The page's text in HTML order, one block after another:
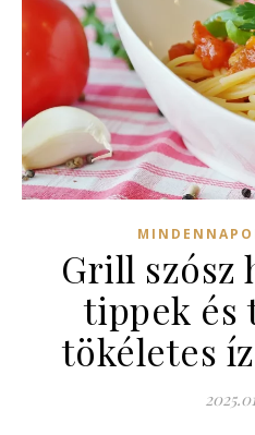
Grill szósz
tippek és
tökéletes